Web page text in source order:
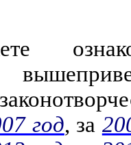
год, за